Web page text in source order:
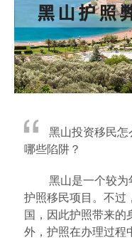
黑山投资移民
哪些陷阱？
黑山是一个较
护照移民项目。不过
国，因此护照带来的
外，护照在办理过程